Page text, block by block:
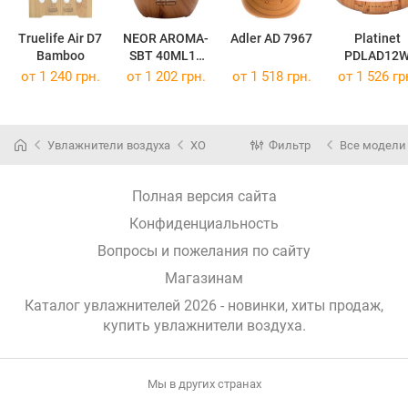
Truelife Air D7
Bamboo
NEOR AROMA-
SBT 40ML12
TN
Adler AD 7967
Platinet
от 1 240 грн. от 1 202 грн. от 1 518 грн. от 1 526
Увлажнители воздуха XO Фильтр Все модели
Полная версия сайта
Конфиденциальность
Вопросы и пожелания по сайту
Магазинам
Каталог увлажнителей 2026 - новинки, хиты продаж,
купить увлажнители воздуха.
Мы в других странах